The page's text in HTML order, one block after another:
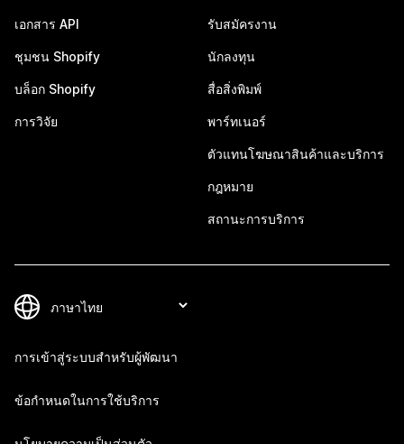
เอกสาร API
ชุมชน Shopify
บล็อก Shopify
การวิจัย
รับสมัครงาน
นักลงทุน
สื่อสิ่งพิมพ์
พาร์ทเนอร์
ตัวแทนโฆษณาสินค้าและบริการ
กฎหมาย
สถานะการบริการ
การเข้าสู่ระบบสำหรับผู้พัฒนา
ข้อกำหนดในการใช้บริการ